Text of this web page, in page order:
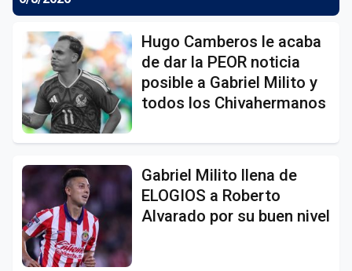
Hugo Camberos le acaba
de dar la PEOR noticia
posible a Gabriel Milito y
todos los Chivahermanos
Gabriel Milito llena de
ELOGIOS a Roberto
Alvarado por su buen nivel